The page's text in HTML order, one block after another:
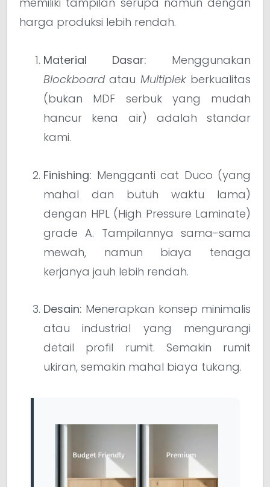
harga produksi lebih rendah.
Material Dasar: Menggunakan
Blockboard atau Multiplekberkualitas
(bukan MDF serbuk yang mudah
hancur kena air) adalah standar
kami.
Finishing: Mengganti cat Duco (yang
mahal dan butuh waktu lama)
dengan HPL (High Pressure Laminate)
grade A. Tampilannya sama-sama
mewah, namun biaya tenaga
kerjanya jauh lebih rendah.
Desain: Menerapkan konsep minimalis
atau industrial yang mengurangi
detail profil rumit. Semakin rumit
ukiran, semakin mahal biaya tukang.